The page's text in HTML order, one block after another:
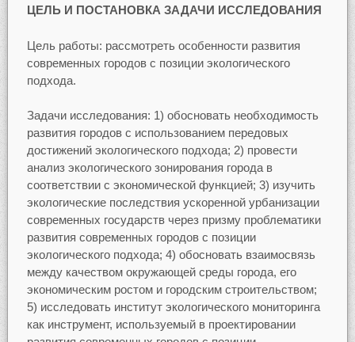
ЦЕЛЬ И ПОСТАНОВКА ЗАДАЧИ ИССЛЕДОВАНИЯ
Цель работы: рассмотреть особенности развития
современных городов с позиции экологического
подхода.
Задачи исследования: 1) обосновать необходимость
развития городов с использованием передовых
достижений экологического подхода; 2) провести
анализ экологического зонирования города в
соответствии с экономической функцией; 3) изучить
экологические последствия ускоренной урбанизации
современных государств через призму проблематики
развития современных городов с позиции
экологического подхода; 4) обосновать взаимосвязь
между качеством окружающей среды города, его
экономическим ростом и городским строительством;
5) исследовать институт экологического мониторинга
как инструмент, используемый в проектировании